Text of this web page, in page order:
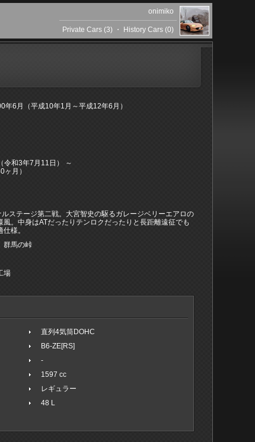
onimiko
Private Cars (3) ・ History Cars (0)
年6月（平成10年1月～平成12年6月）
令和3年7月11日） ～
ヶ月）
ステージ第二戦。大宮智史の駆るガレージベリーエアロの
風。中身はATだったりテンロクだったりと長距離遠征でも
様。
群馬の峠
場
直列4気筒DOHC
B6-ZE[RS]
-
1597 cc
レギュラー
48 L